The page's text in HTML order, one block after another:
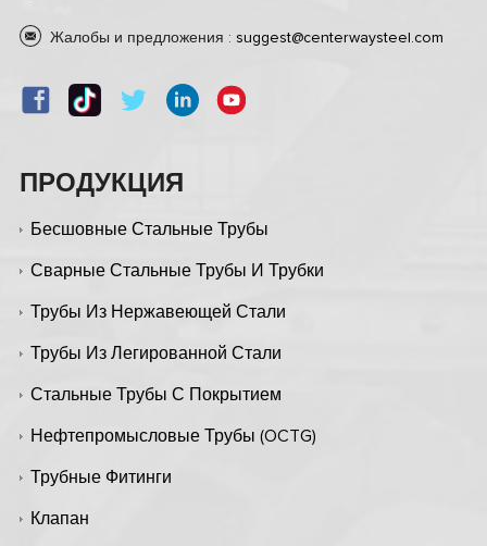
Жалобы и предложения : suggest@centerwaysteel.com
ПРОДУКЦИЯ
Бесшовные Стальные Трубы
Сварные Стальные Трубы И Трубки
Трубы Из Нержавеющей Стали
Трубы Из Легированной Стали
Стальные Трубы С Покрытием
Нефтепромысловые Трубы (OCTG)
Трубные Фитинги
Клапан